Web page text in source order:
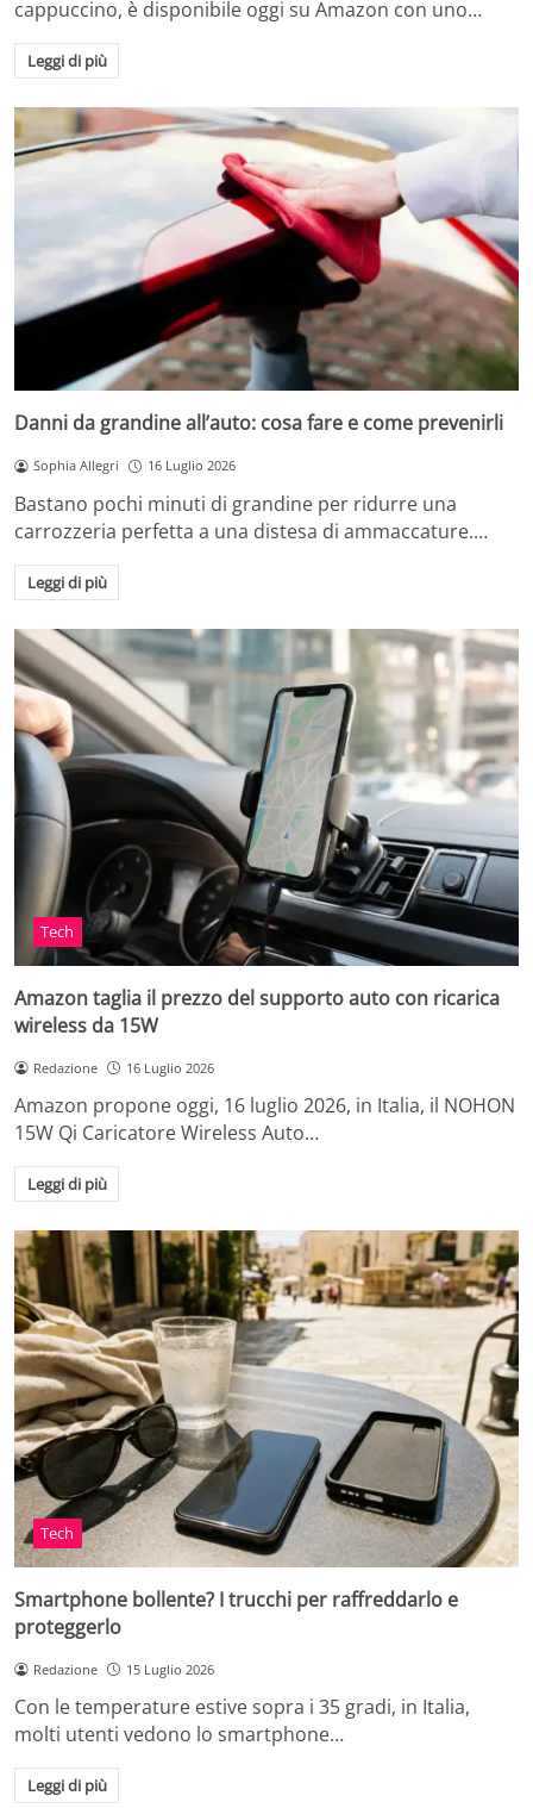
cappuccino, è disponibile oggi su Amazon con uno…
Leggi di più
Danni da grandine all’auto: cosa fare e come prevenirli
Sophia Allegri 16 Luglio 2026
Bastano pochi minuti di grandine per ridurre una
carrozzeria perfetta a una distesa di ammaccature.…
Leggi di più
Tech
Amazon taglia il prezzo del supporto auto con ricarica
wireless da 15W
Redazione 16 Luglio 2026
Amazon propone oggi, 16 luglio 2026, in Italia, il NOHON
15W Qi Caricatore Wireless Auto…
Leggi di più
Tech
Smartphone bollente? I trucchi per raffreddarlo e
proteggerlo
Redazione 15 Luglio 2026
Con le temperature estive sopra i 35 gradi, in Italia,
molti utenti vedono lo smartphone…
Leggi di più